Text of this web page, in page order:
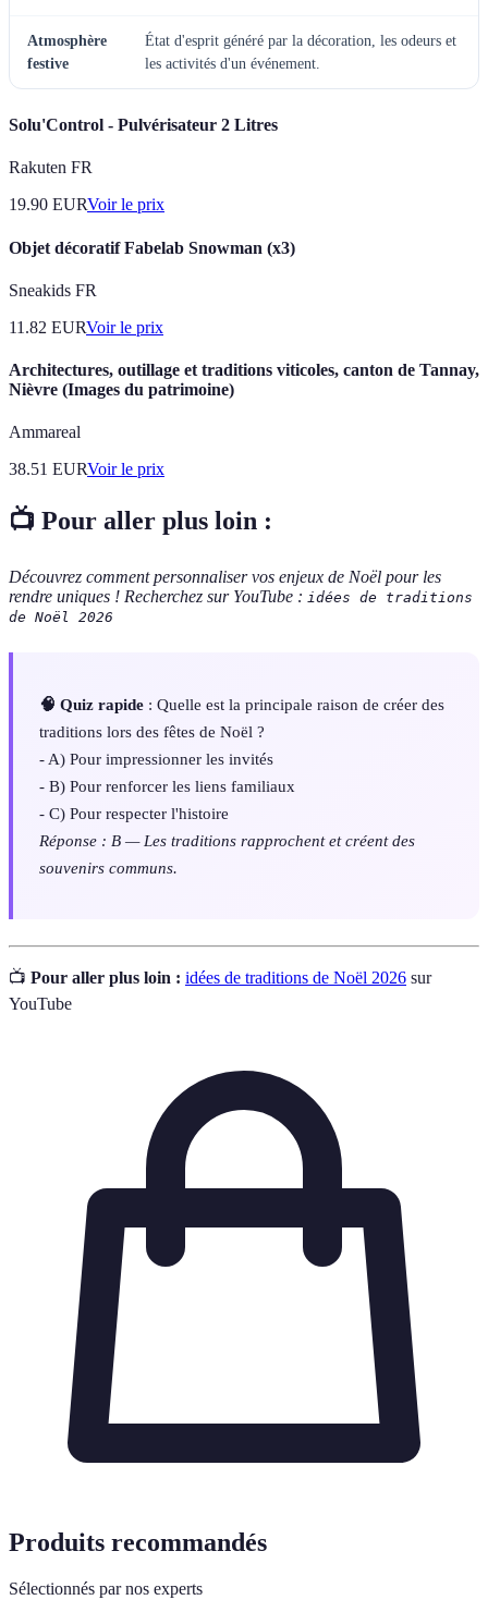
Atmosphère
festive
État d'esprit généré par la décoration, les odeurs et
les activités d'un événement.
Solu'Control - Pulvérisateur 2 Litres
Rakuten FR
19.90 EURVoir le prix
Objet décoratif Fabelab Snowman (x3)
Sneakids FR
11.82 EURVoir le prix
Architectures, outillage et traditions viticoles, canton de Tannay,
Nièvre (Images du patrimoine)
Ammareal
38.51 EURVoir le prix
📺 Pour aller plus loin :
Découvrez comment personnaliser vos enjeux de Noël pour les
rendre uniques ! Recherchez sur YouTube : idées de traditions
de Noël 2026
🧠 Quiz rapide : Quelle est la principale raison de créer des
traditions lors des fêtes de Noël ?
- A) Pour impressionner les invités
- B) Pour renforcer les liens familiaux
- C) Pour respecter l'histoire
Réponse : B — Les traditions rapprochent et créent des
souvenirs communs.
📺 Pour aller plus loin : idées de traditions de Noël 2026 sur
YouTube
Produits recommandés
Sélectionnés par nos experts